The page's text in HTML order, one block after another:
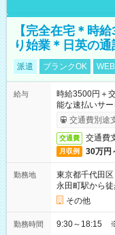
【完全在宅＊時
り始業＊日英の通
派遣 ブランクOK
給与
時給3500円＋
能な速払いサー
交通費別途
交通費 交通費
月収例 30万円
勤務地
東京都千代田区
永田町駅から
その他
勤務時間 9:30～18:15 ※